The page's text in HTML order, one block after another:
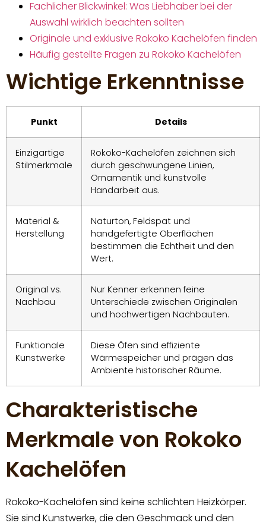
Fachlicher Blickwinkel: Was Liebhaber bei der
Auswahl wirklich beachten sollten
Originale und exklusive Rokoko Kachelöfen finden
Häufig gestellte Fragen zu Rokoko Kachelöfen
Wichtige Erkenntnisse
Punkt Details
Einzigartige
Stilmerkmale
Rokoko-Kachelöfen zeichnen sich
durch geschwungene Linien,
Ornamentik und kunstvolle
Handarbeit aus.
Material &
Herstellung
Naturton, Feldspat und
handgefertigte Oberflächen
bestimmen die Echtheit und den
Wert.
Original vs.
Nachbau
Nur Kenner erkennen feine
Unterschiede zwischen Originalen
und hochwertigen Nachbauten.
Funktionale
Kunstwerke
Diese Öfen sind effiziente
Wärmespeicher und prägen das
Ambiente historischer Räume.
Charakteristische
Merkmale von Rokoko
Kachelöfen
Rokoko-Kachelöfen sind keine schlichten Heizkörper.
Sie sind Kunstwerke, die den Geschmack und den